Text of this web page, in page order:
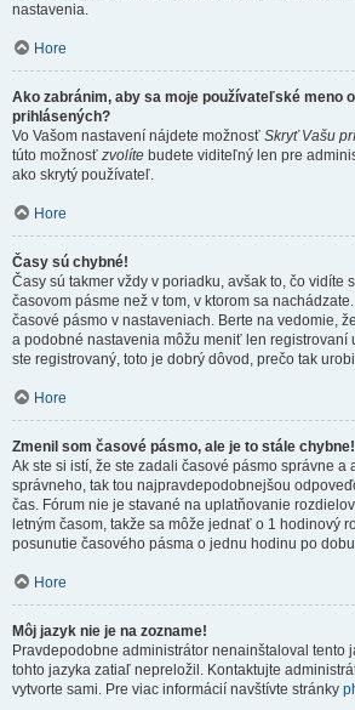
nastavenia.
Hore
Ako zabránim, aby sa moje používateľské meno
prihlásených?
Vo Vašom nastavení nájdete možnosť Skryť Vašu
túto možnosť zvolíte budete viditeľný len pre
ako skrytý používateľ.
Hore
Časy sú chybné!
Časy sú takmer vždy v poriadku, avšak to, čo vidíte
časovom pásme než v tom, v ktorom sa
časové pásmo v nastaveniach. Berte na vedomie,
a podobné nastavenia môžu meniť len registrovaní
ste registrovaný, toto je dobrý dôvod, prečo tak
Hore
Zmenil som časové pásmo, ale je to stále chybne!
Ak ste si istí, že ste zadali časové pásmo správne a
správneho, tak tou najpravdepodobnejšou
čas. Fórum nie je stavané na uplatňovanie
letným časom, takže sa môže jednať o 1 hodinový
posunutie časového pásma o jednu hodinu po
Hore
Môj jazyk nie je na zozname!
Pravdepodobne administrátor nenainštaloval tento
tohto jazyka zatiaľ nepreložil. Kontaktujte
vytvorte sami. Pre viac informácií navštívte stránky